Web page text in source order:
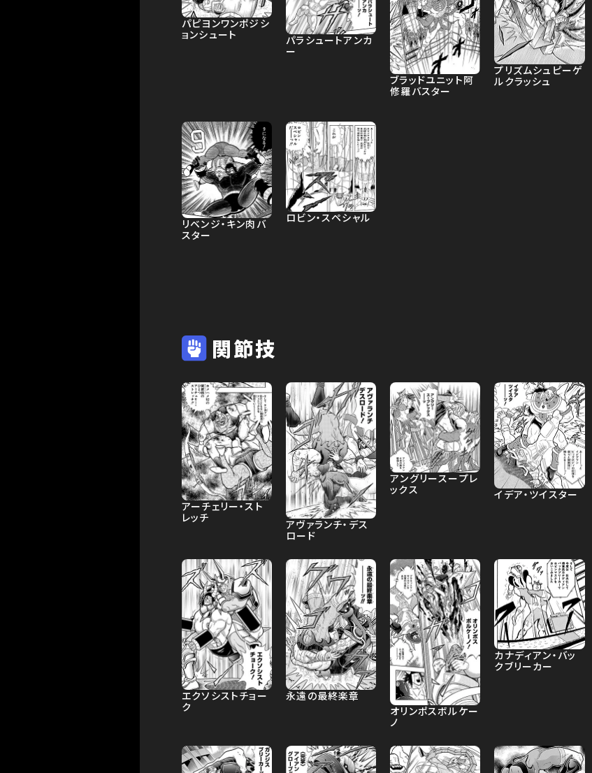
パピヨンワンポジシ
ョンシュート
パラシュートアンカ
ー
ブラッドユニット阿
修羅バスター
プリズムシュピーゲ
ルクラッシュ
リベンジ・キン肉バ
スター
ロビン・スペシャル
関節技
アーチェリー・スト
レッチ
アヴァランチ・デス
ロード
アングリースープレ
ックス
イデア・ツイスター
エクソシストチョー
ク
永遠の最終楽章
オリンポスボルケー
ノ
カナディアン・バッ
クブリーカー